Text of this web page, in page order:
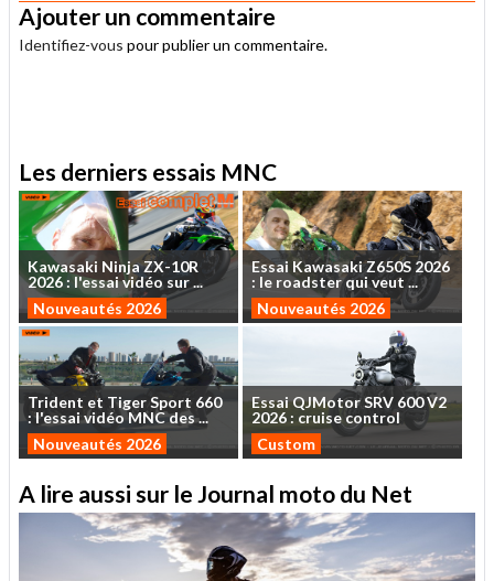
Ajouter un commentaire
Identifiez-vous pour publier un commentaire.
Les derniers essais MNC
Kawasaki NinjaZX-10R
2026: l'essaividéo sur...
Nouveautés 2026
Essai KawasakiZ650S 2026
: le roadsterquiveut ...
Nouveautés 2026
Trident et TigerSport 660
: l'essaividéoMNCdes...
Nouveautés 2026
EssaiQJMotorSRV 600V2
2026 : cruise control
Custom
A lire aussi sur le Journal moto du Net